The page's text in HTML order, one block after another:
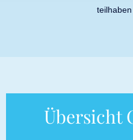
teilhaben
Übersicht